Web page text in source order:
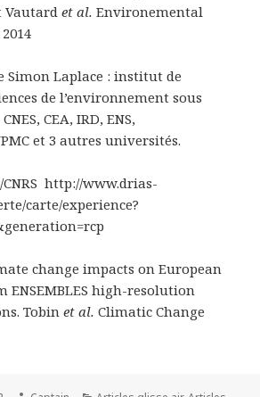
Vautardet al.Environemental
Simon Laplace : institut de
de l’environnement sous
CEA, IRD, ENS,
et 3 autres universités.
CNRS http://www.drias-
carte/experience?
change impacts on European
ENSEMBLES high-resolution
Tobinet al. Climatic Change